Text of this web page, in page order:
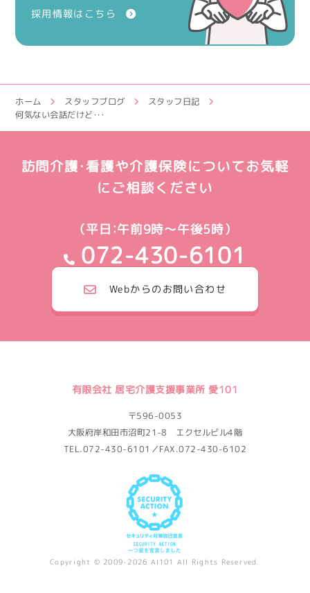
採用情報はこちら
ホーム スタッフブログ
スタッフ日記
何気ない会話だけど・・・
訪問介護・看護や介護保険についてお気軽
にご相談ください
（平日：午前9時～午後5時）
072-430-6101
Webからのお問い合わせ
有限会社 居宅介護支援事業所 愛101
〒596-0053
大阪府岸和田市沼町21-8 エクセルビル4階
TEL.072-430-6101／FAX.072-430-6102
Copyright © 2009-2026 AI101 All Rights Reserved.